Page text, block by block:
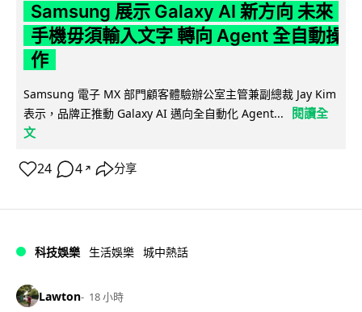
Samsung 展示 Galaxy AI 新方向 未來
手機毋須輸入文字 轉向 Agent 全自動操
作
Samsung 電子 MX 部門顧客體驗辦公室主管兼副總裁 Jay Kim
表示，品牌正推動 Galaxy AI 邁向全自動化 Agent...
閱讀全
文
24 4 ↗ 分享
科技娛樂 生活娛樂 城中熱話
Lawton 18 小時